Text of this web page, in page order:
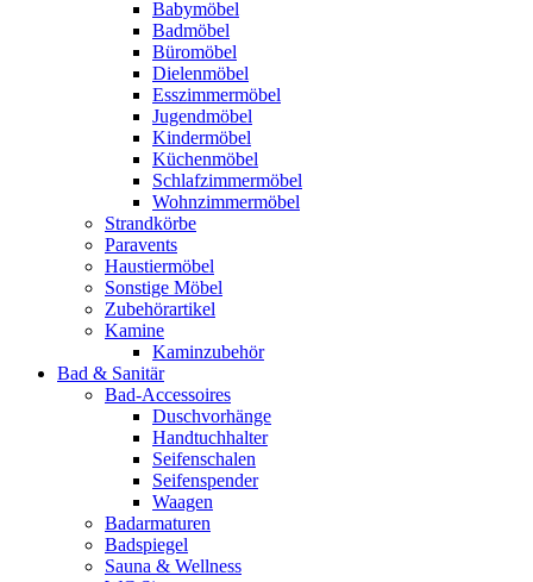
Babymöbel
Badmöbel
Büromöbel
Dielenmöbel
Esszimmermöbel
Jugendmöbel
Kindermöbel
Küchenmöbel
Schlafzimmermöbel
Wohnzimmermöbel
Strandkörbe
Paravents
Haustiermöbel
Sonstige Möbel
Zubehörartikel
Kamine
Kaminzubehör
Bad & Sanitär
Bad-Accessoires
Duschvorhänge
Handtuchhalter
Seifenschalen
Seifenspender
Waagen
Badarmaturen
Badspiegel
Sauna & Wellness